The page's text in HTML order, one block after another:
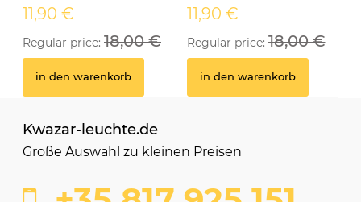
11,90 €
Regular price: 18,00 €
in den warenkorb
11,90 €
Regular price:18,00 €
in den warenkorb
Kwazar-leuchte.de
Große Auswahl zu kleinen Preisen